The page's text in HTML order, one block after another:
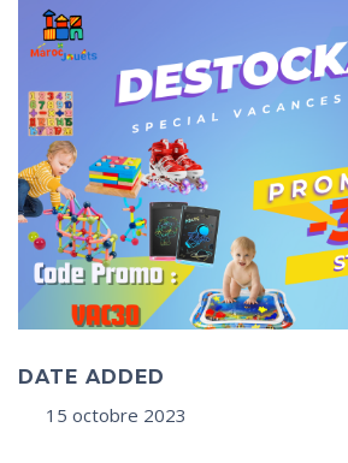
DATE ADDED
15 octobre 2023